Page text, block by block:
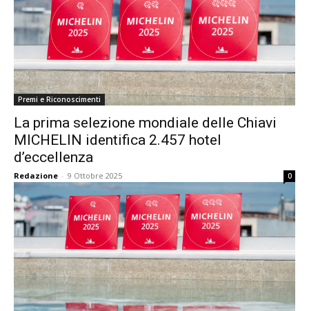
Premi e Riconoscimenti
La prima selezione mondiale delle Chiavi
MICHELIN identifica 2.457 hotel
d’eccellenza
Redazione - 9 Ottobre 2025 0